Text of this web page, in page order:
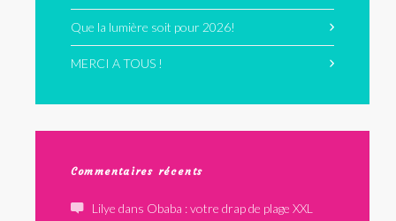
Que la lumière soit pour 2026!
MERCI A TOUS !
Commentaires récents
Lilye dans Obaba : votre drap de plage XXL